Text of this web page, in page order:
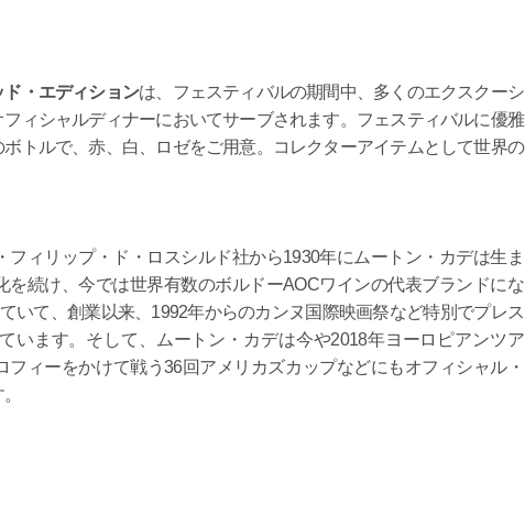
・エディションは、フェスティバルの期間中、多くのエクスクーシ
ィシャルディナーにおいてサーブされます。フェスティバルに優雅
トルで、赤、白、ロゼをご用意。コレクターアイテムとして世界の
ィリップ・ド・ロスシルド社から1930年にムートン・カデは生ま
を続け、今では世界有数のボルドーAOCワインの代表ブランドにな
いて、創業以来、1992年からのカンヌ国際映画祭など特別でプレス
います。そして、ムートン・カデは今や2018年ヨーロピアンツア
ィーをかけて戦う36回アメリカズカップなどにもオフィシャル・